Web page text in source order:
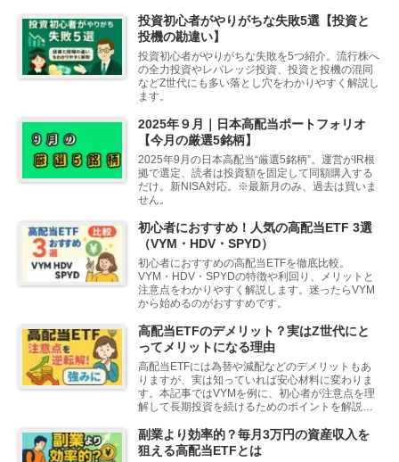
投資初心者がやりがちな失敗5選【投資と
投機の勘違い】
投資初心者がやりがちな失敗を5つ紹介。流行株へ
の全力投資やレバレッジ投資、投資と投機の混同
などZ世代にも多い落とし穴をわかりやすく解説し
ます。
2025年９月｜日本高配当ポートフォリオ
【今月の厳選5銘柄】
2025年9月の日本高配当“厳選5銘柄”。運営がIR根
拠で選定、読者は投資額を固定して同額購入する
だけ。新NISA対応。※最新月のみ、過去は買いま
せん。
初心者におすすめ！人気の高配当ETF 3選
（VYM・HDV・SPYD）
初心者におすすめの高配当ETFを徹底比較。
VYM・HDV・SPYDの特徴や利回り、メリットと
注意点をわかりやすく解説します。迷ったらVYM
から始めるのがおすすめです。
高配当ETFのデメリット？実はZ世代にと
ってメリットになる理由
高配当ETFには為替や減配などのデメリットもあ
りますが、実は知っていれば安心材料に変わりま
す。本記事ではVYMを例に、初心者が注意点を理
解して長期投資を続けるためのポイントを解説し
副業より効率的？毎月3万円の資産収入を
狙える高配当ETFとは